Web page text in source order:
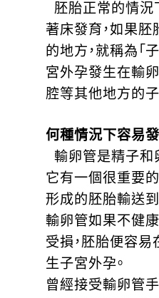
胚胎正常的情況
著床發育，如果
的地方，就稱為「
宮外孕發生在輸卵
腔等其他地方的
何種情況下容易
輸卵管是精子和
它有一個很重要
形成的胚胎輸送
輸卵管如果不健
受損，胚胎便容易
生子宮外孕。
曾經接受輸卵管